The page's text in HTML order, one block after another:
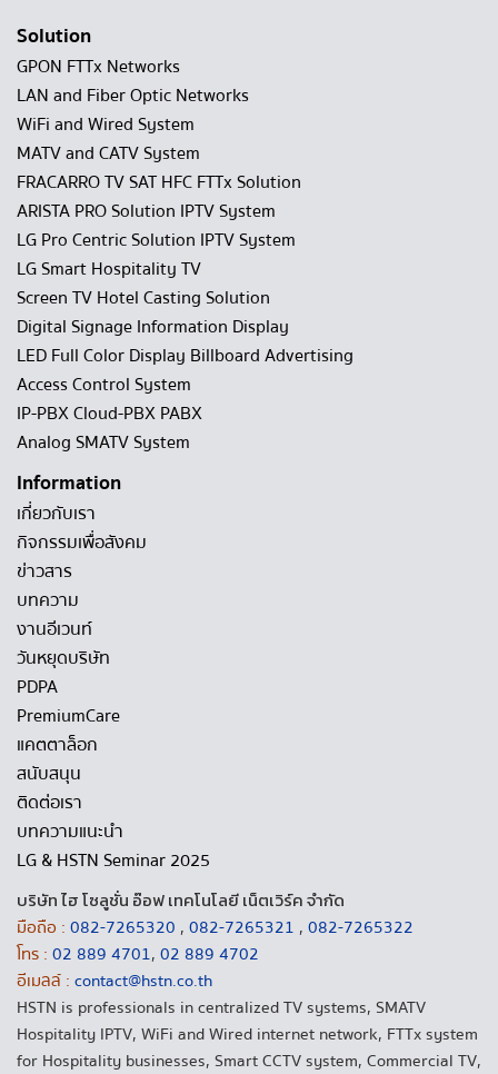
Solution
GPON FTTx Networks
LAN and Fiber Optic Networks
WiFi and Wired System
MATV and CATV System
FRACARRO TV SAT HFC FTTx Solution
ARISTA PRO Solution IPTV System
LG Pro Centric Solution IPTV System
LG Smart Hospitality TV
Screen TV Hotel Casting Solution
Digital Signage Information Display
LED Full Color Display Billboard Advertising
Access Control System
IP-PBX Cloud-PBX PABX
Analog SMATV System
Information
เกี่ยวกับเรา
กิจกรรมเพื่อสังคม
ข่าวสาร
บทความ
งานอีเวนท์
วันหยุดบริษัท
PDPA
PremiumCare
แคตตาล็อก
สนับสนุน
ติดต่อเรา
บทความแนะนำ
LG & HSTN Seminar 2025
บริษัท ไฮ โซลูชั่น อ๊อฟ เทคโนโลยี เน็ตเวิร์ค จำกัด
มือถือ : 082-7265320 , 082-7265321 , 082-7265322
โทร : 02 889 4701, 02 889 4702
อีเมลล์ : contact@hstn.co.th
HSTN is professionals in centralized TV systems, SMATV
Hospitality IPTV, WiFi and Wired internet network, FTTx system
for Hospitality businesses, Smart CCTV system, Commercial TV,